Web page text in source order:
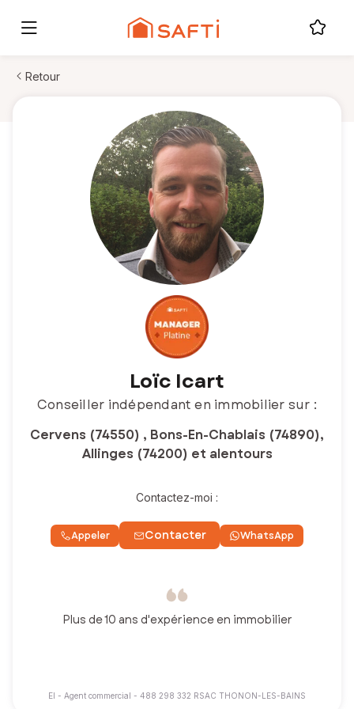
Retour
Loïc Icart
Conseiller indépendant en immobilier sur :
Cervens (74550) , Bons-En-Chablais (74890),
Allinges (74200) et alentours
Contactez-moi :
Appeler Contacter WhatsApp
Plus de 10 ans d'expérience en immobilier
EI - Agent commercial - 488 298 332 RSAC THONON-LES-BAINS